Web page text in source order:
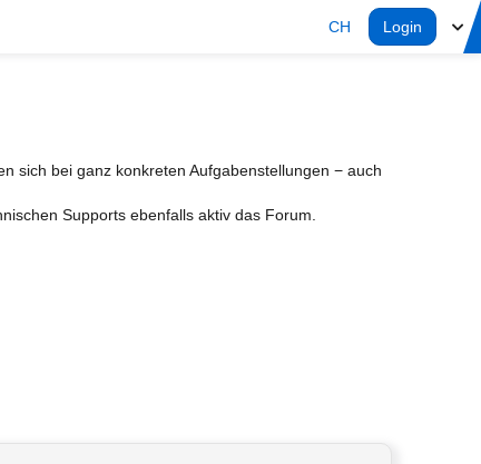
CH Login
sich bei ganz konkreten Aufgabenstellungen − auch
Supports ebenfalls aktiv das Forum.